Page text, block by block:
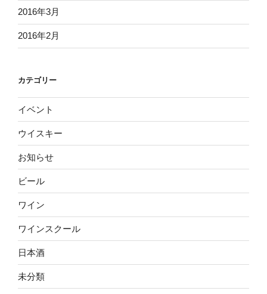
2016年3月
2016年2月
カテゴリー
イベント
ウイスキー
お知らせ
ビール
ワイン
ワインスクール
日本酒
未分類